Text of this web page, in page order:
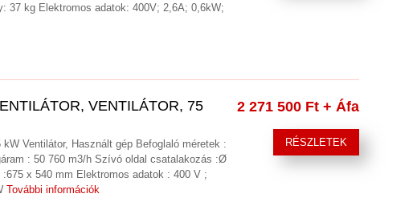
37 kg Elektromos adatok: 400V; 2,6A; 0,6kW;
VENTILÁTOR, 75
2 271 500 Ft + Áfa
RÉSZLETEK
Ventilátor, Használt gép Befoglaló méretek :
: 50 760 m3/h Szívó oldal csatalakozás :Ø
x 540 mm Elektromos adatok : 400 V ;
További információk